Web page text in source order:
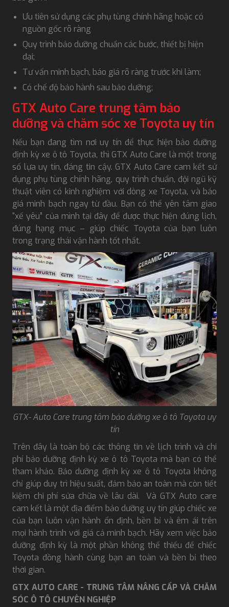
Ưu tiên sử dụng các phụ tùng chính hãng hoặc có
nguồn gốc rõ ràng
Quy trình bảo dưỡng chuẩn các bước, thiết bị hiện
đại;
Tư vấn minh bạch, báo giá rõ ràng trước khi làm;
Có chế độ bảo hành sau bảo dưỡng;
GTX Auto Care trung tâm bảo
dưỡng và chăm sóc xe Toyota uy tín
Nếu bạn đang tìm nơi uy tín để thực hiện bảo dưỡng
định kỳ xe ô tô Toyota, thì GTX Auto Care là một trong
số lựa uy tín, đáng tin cậy. GTX Auto Care cam kết sử
dụng phụ tùng chính hãng, quy trình chuẩn, đội ngũ kỹ
thuật viên có kinh nghiệm với dòng xe Toyota, và báo
giá minh bạch ngay từ đầu. Bạn có thể yên tâm giao
“xế yêu” của mình tại đây để được thực hiện đúng lịch,
đúng hạng mục – giúp chiếc Toyota của bạn luôn
trong trạng thái vận hành tốt nhất.
GTX- Auto Care trung tâm bảo dưỡng xe ô tô Toyota uy
tín
Trên đây là toàn bộ các thông tin về lịch trình và chi
phí bảo dưỡng định kỳ xe ô tô Toyota mà bạn có thể
tham khảo. Bảo dưỡng định kỳ xe ô tô Toyota không
chỉ giúp duy trì hiệu suất, đảm bảo an toàn mà còn tiết
kiệm chi phí sửa chữa về lâu dài. Và GTX Auto care
cam kết là một địa điểm bảo dưỡng uy tín giúp chiếc xe
của bạn luôn vận hành ổn định, bền bỉ và êm ái trên
mọi hành trình với giá cả minh bạch. Hãy xem việc bảo
dưỡng định kỳ là một phần không thể thiếu để chiếc
Toyota đồng hành cùng bạn an toàn và bền bỉ theo
thời gian.
GTX AUTO CARE - TRUNG TÂM NÂNG CẤP VÀ CHĂM
SÓC Ô TÔ CHUYÊN NGHIỆP